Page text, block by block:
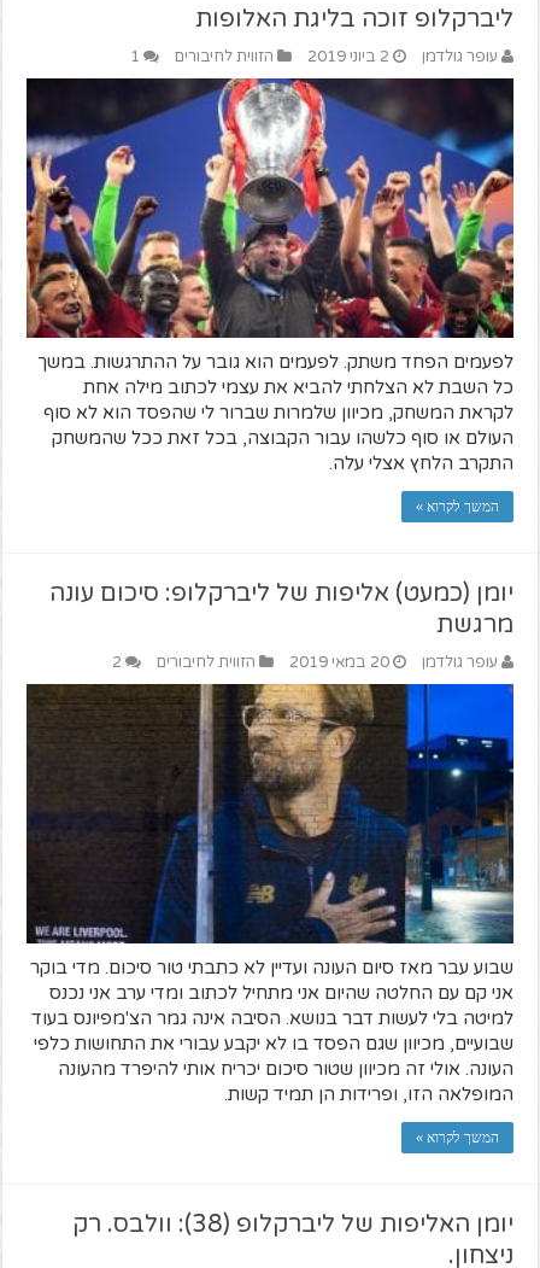
ליברקלופ זוכה בליגת האלופות
עופר גולדמן 2 ביוני 2019 הזווית לחיבורים 1
לפעמים הפחד משתק. לפעמים הוא גובר על ההתרגשות. במשך
כל השבת לא הצלחתי להביא את עצמי לכתוב מילה אחת
לקראת המשחק, מכיוון שלמרות שברור לי שהפסד הוא לא סוף
העולם או סוף כלשהו עבור הקבוצה, בכל זאת ככל שהמשחק
התקרב הלחץ אצלי עלה.
המשך לקרוא »
יומן (כמעט) אליפות של ליברקלופ: סיכום עונה
מרגשת
עופר גולדמן 20 במאי 2019 הזווית לחיבורים 2
שבוע עבר מאז סיום העונה ועדיין לא כתבתי טור סיכום. מדי בוקר
אני קם עם החלטה שהיום אני מתחיל לכתוב ומדי ערב אני נכנס
למיטה בלי לעשות דבר בנושא. הסיבה אינה גמר הצ'מפיונס בעוד
שבועיים, מכיוון שגם הפסד בו לא יקבע עבורי את התחושות כלפי
העונה. אולי זה מכיוון שטור סיכום יכריח אותי להיפרד מהעונה
המופלאה הזו, ופרידות הן תמיד קשות.
המשך לקרוא »
יומן האליפות של ליברקלופ (38): וולבס. רק
ניצחון.